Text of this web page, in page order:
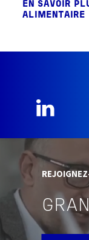
EN SAVOIR
ALIMENTAIRE